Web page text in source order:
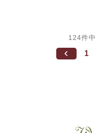
124件中
1